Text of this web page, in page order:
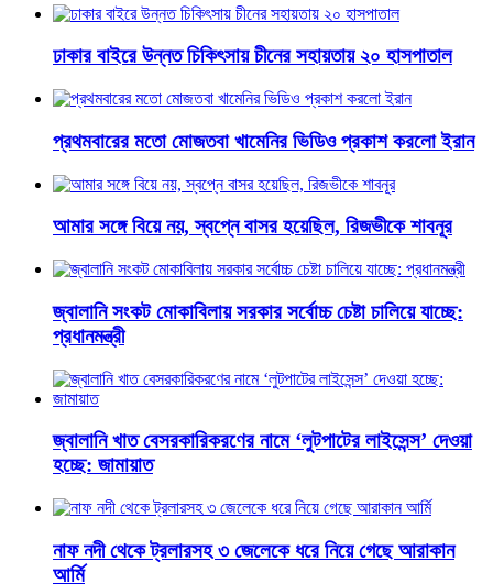
ঢাকার বাইরে উন্নত চিকিৎসায় চীনের সহায়তায় ২০ হাসপাতাল
প্রথমবারের মতো মোজতবা খামেনির ভিডিও প্রকাশ করলো ইরান
আমার সঙ্গে বিয়ে নয়, স্বপ্নে বাসর হয়েছিল, রিজভীকে শাবনূর
জ্বালানি সংকট মোকাবিলায় সরকার সর্বোচ্চ চেষ্টা চালিয়ে যাচ্ছে:
প্রধানমন্ত্রী
জ্বালানি খাত বেসরকারিকরণের নামে ‘লুটপাটের লাইসেন্স’ দেওয়া
হচ্ছে: জামায়াত
নাফ নদী থেকে ট্রলারসহ ৩ জেলেকে ধরে নিয়ে গেছে আরাকান
আর্মি